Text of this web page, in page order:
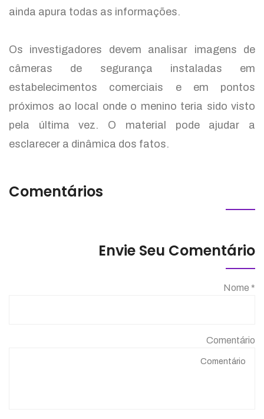
ainda apura todas as informações.
Os investigadores devem analisar imagens de
câmeras de segurança instaladas em
estabelecimentos comerciais e em pontos
próximos ao local onde o menino teria sido visto
pela última vez. O material pode ajudar a
esclarecer a dinâmica dos fatos.
Comentários
Envie Seu Comentário
Nome *
Comentário